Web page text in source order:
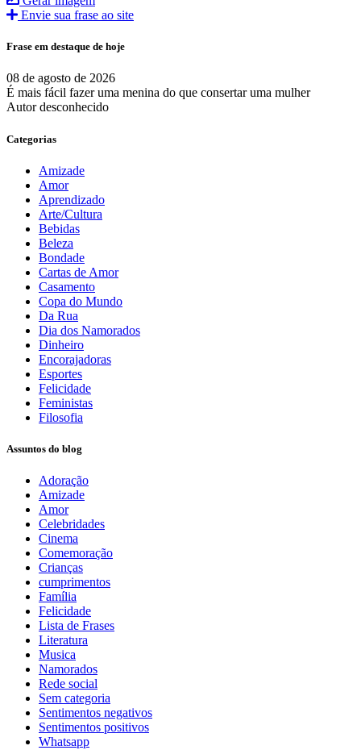
Envie sua frase ao site
Frase em destaque de hoje
08 de agosto de 2026
É mais fácil fazer uma menina do que consertar uma mulher
Autor desconhecido
Categorias
Amizade
Amor
Aprendizado
Arte/Cultura
Bebidas
Beleza
Bondade
Cartas de Amor
Casamento
Copa do Mundo
Da Rua
Dia dos Namorados
Dinheiro
Encorajadoras
Esportes
Felicidade
Feministas
Filosofia
Assuntos do blog
Adoração
Amizade
Amor
Celebridades
Cinema
Comemoração
Crianças
cumprimentos
Família
Felicidade
Lista de Frases
Literatura
Musica
Namorados
Rede social
Sem categoria
Sentimentos negativos
Sentimentos positivos
Whatsapp